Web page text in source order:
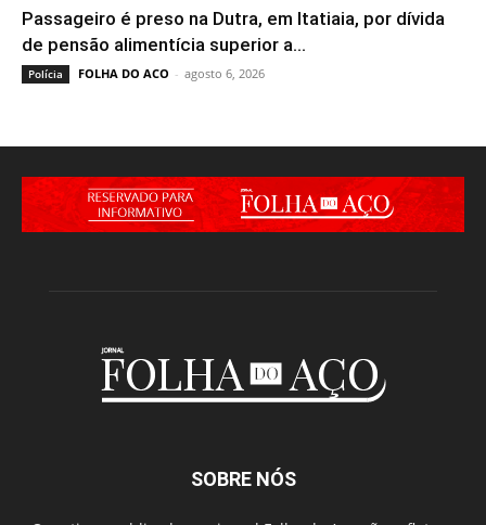
Passageiro é preso na Dutra, em Itatiaia, por dívida
de pensão alimentícia superior a...
Polícia FOLHA DO ACO - agosto 6, 2026
SOBRE NÓS